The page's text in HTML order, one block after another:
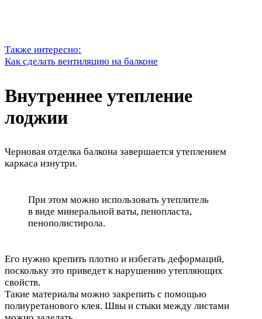
Также интересно:
Как сделать вентиляцию на балконе
Внутреннее утепление
лоджии
Черновая отделка балкона завершается утеплением
каркаса изнутри.
При этом можно использовать утеплитель
в виде минеральной ваты, пенопласта,
пенополистирола.
Его нужно крепить плотно и избегать деформаций,
поскольку это приведет к нарушению утепляющих
свойств.
Такие материалы можно закрепить с помощью
полиуретанового клея. Швы и стыки между листами